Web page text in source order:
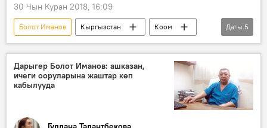
30 Чын Куран 2018, 16:09
Болот Иманов Кыргызстан
Коом
Жаңылыктар
Мамбет Мамакеев
операция
Дагы 5
Дарыгер Болот Иманов: ашказан,
ичеги ооруларына жаштар көп
кабылууда